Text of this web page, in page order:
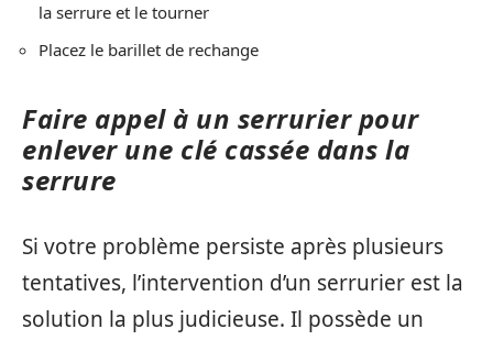
la serrure et le tourner
Placez le barillet de rechange
Faire appel à un serrurier pour
enlever une clé cassée dans la
serrure
Si votre problème persiste après plusieurs
tentatives, l’intervention d’un serrurier est la
solution la plus judicieuse. Il possède un